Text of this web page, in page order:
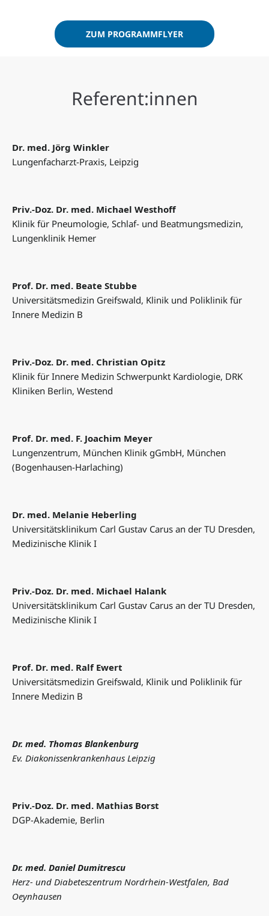
ZUM PROGRAMMFLYER
Referent:innen
Dr. med. Jörg Winkler
Lungenfacharzt-Praxis, Leipzig
Priv.-Doz. Dr. med. Michael Westhoff
Klinik für Pneumologie, Schlaf- und Beatmungsmedizin,
Lungenklinik Hemer
Prof. Dr. med. Beate Stubbe
Universitätsmedizin Greifswald, Klinik und Poliklinik für
Innere Medizin B
Priv.-Doz. Dr. med. Christian Opitz
Klinik für Innere Medizin Schwerpunkt Kardiologie, DRK
Kliniken Berlin, Westend
Prof. Dr. med. F. Joachim Meyer
Lungenzentrum, München Klinik gGmbH, München
(Bogenhausen-Harlaching)
Dr. med. Melanie Heberling
Universitätsklinikum Carl Gustav Carus an der TU Dresden,
Medizinische Klinik I
Priv.-Doz. Dr. med. Michael Halank
Universitätsklinikum Carl Gustav Carus an der TU Dresden,
Medizinische Klinik I
Prof. Dr. med. Ralf Ewert
Universitätsmedizin Greifswald, Klinik und Poliklinik für
Innere Medizin B
Dr. med. Thomas Blankenburg
Ev. Diakonissenkrankenhaus Leipzig
Priv.-Doz. Dr. med. Mathias Borst
DGP-Akademie, Berlin
Dr. med. Daniel Dumitrescu
Herz- und Diabeteszentrum Nordrhein-Westfalen, Bad
Oeynhausen